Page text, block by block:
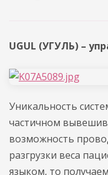
UGUL (УГУЛЬ) –
Уникальность
частичном
возможность
разгрузки веса
языком, то